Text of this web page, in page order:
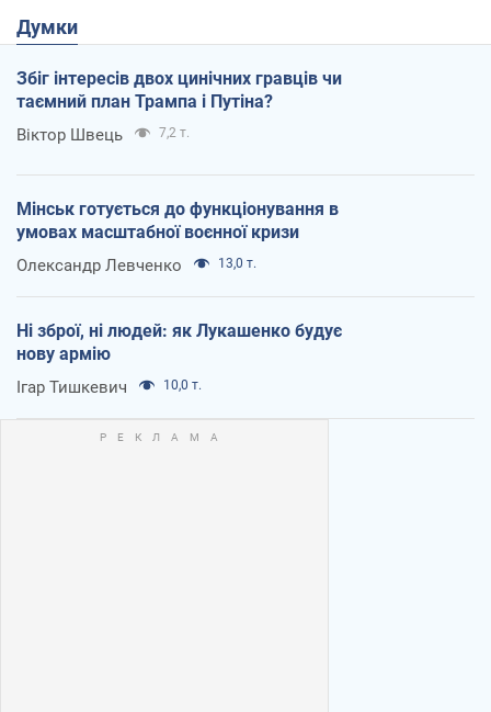
Думки
Збіг інтересів двох цинічних гравців чи
таємний план Трампа і Путіна?
Віктор Швець 7,2 т.
Мінськ готується до функціонування в
умовах масштабної воєнної кризи
Олександр Левченко 13,0 т.
Ні зброї, ні людей: як Лукашенко будує
нову армію
Ігар Тишкевич 10,0 т.